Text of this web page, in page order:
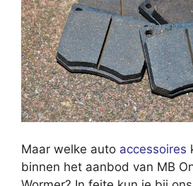
Maar welke auto accessoires
binnen het aanbod van MB